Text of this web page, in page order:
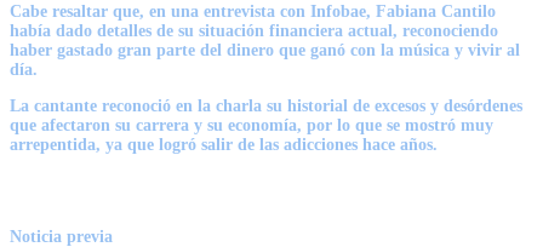
Cabe resaltar que, en una entrevista con Infobae, Fabiana Cantilo
había dado detalles de su situación financiera actual, reconociendo
haber gastado gran parte del dinero que ganó con la música y vivir al
día.
La cantante reconoció en la charla su historial de excesos y desórdenes
que afectaron su carrera y su economía, por lo que se mostró muy
arrepentida, ya que logró salir de las adicciones hace años.
Noticia previa